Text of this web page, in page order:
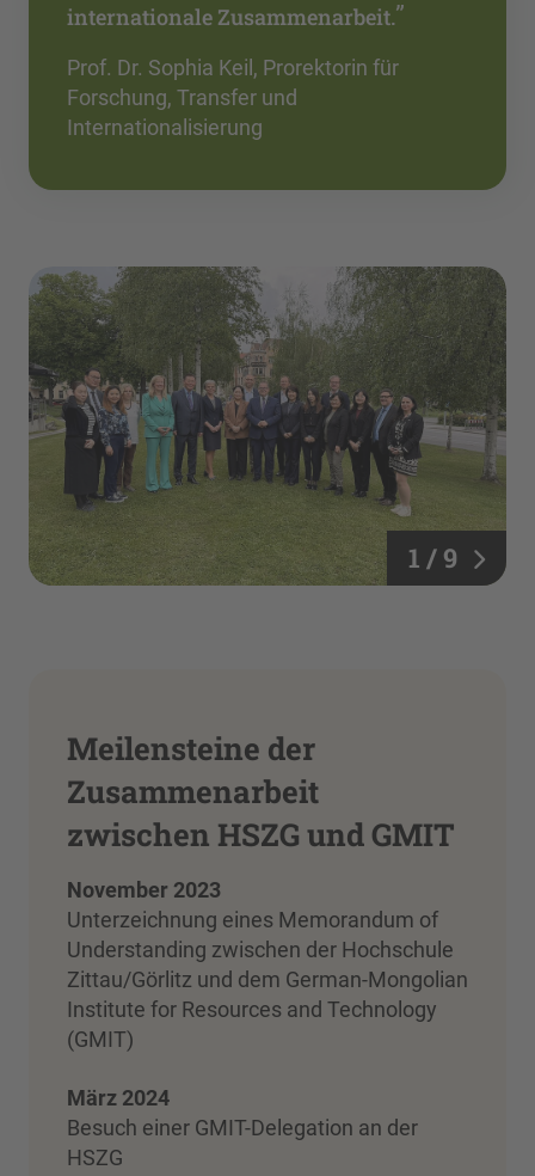
internationale Zusammenarbeit.”
Prof. Dr. Sophia Keil, Prorektorin für
Forschung, Transfer und
Internationalisierung
1 / 9
Meilensteine der
Zusammenarbeit
zwischen HSZG und GMIT
November 2023
Unterzeichnung eines Memorandum of
Understanding zwischen der Hochschule
Zittau/Görlitz und dem German-Mongolian
Institute for Resources and Technology
(GMIT)
März 2024
Besuch einer GMIT-Delegation an der
HSZG